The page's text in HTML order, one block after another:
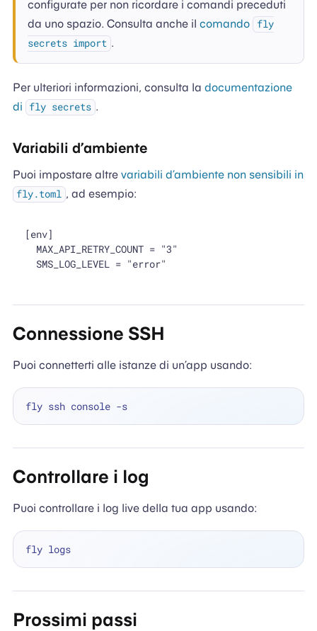
configurate per non ricordare i comandi preceduti
da uno spazio. Consulta anche ilcomando
fly
secrets import .
Per ulteriori informazioni, consulta la documentazione
di
fly secrets .
Variabili d’ambiente
Puoi impostare altre variabili d’ambiente non sensibili in
fly.toml , ad esempio:
[env]
  MAX_API_RETRY_COUNT = "3"
Connessione SSH
Puoi connetterti alle istanze di un’app usando:
Controllare i log
Puoi controllare i log live della tua app usando:
Prossimi passi